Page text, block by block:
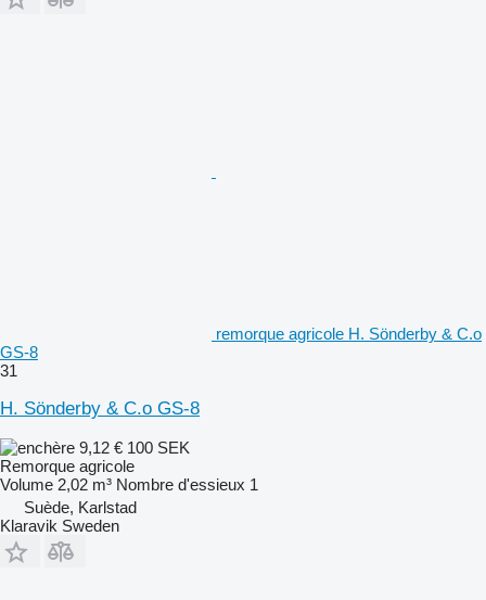
remorque agricole H. Sönderby & C.o
GS-8
31
H. Sönderby & C.o GS-8
9,12 € 100 SEK
Remorque agricole
Volume 2,02 m³ Nombre d'essieux 1
Suède, Karlstad
Klaravik Sweden